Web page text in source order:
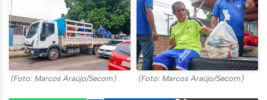
(Foto: Marcos Araújo/Secom) (Foto: Marcos Araújo/Secom)